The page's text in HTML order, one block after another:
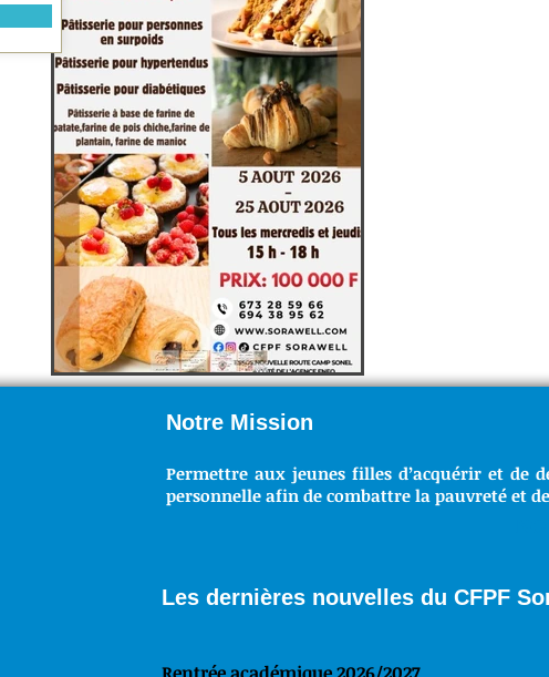
Notre Mission
Permettre aux jeunes filles d’acquérir et de
personnelle afin de combattre la pauvreté et
Les dernières nouvelles du CFPF